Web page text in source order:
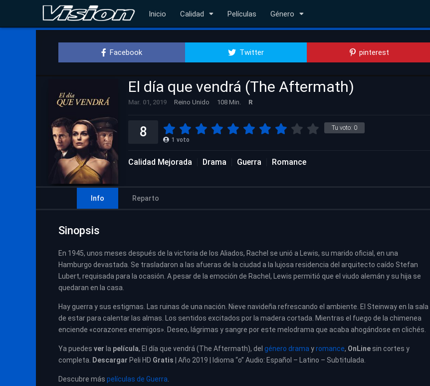
Inicio Calidad Películas Género
Facebook Twitter pinterest
El día que vendrá (The Aftermath)
Mar. 01, 2019 Reino Unido 108 Min. R
Tu voto: 0
8 1 voto
Calidad Mejorada Drama Guerra Romance
Info Reparto
Sinopsis
En 1945, unos meses después de la victoria de los Aliados, Rachel se unió a Lewis, su marido oficial, en una
Hamburgo devastada. Se trasladaron a las afueras de la ciudad a la lujosa residencia del arquitecto caído Stefan
Lubert, requisada para la ocasión. A pesar de la emoción de Rachel, Lewis permitió que el viudo alemán y su hija se
quedaran en la casa.
Hay guerra y sus estigmas. Las ruinas de una nación. Nieve navideña refrescando el ambiente. El Steinway en la sala
de estar para calentar las almas. Los sentidos excitados por la madera cortada. Mientras el fuego de la chimenea
enciende «corazones enemigos». Deseo, lágrimas y sangre por este melodrama que acaba ahogándose en clichés.
Ya puedes ver la película, El día que vendrá (The Aftermath), del género drama yromance, OnLine sin cortes y
completa.
Descargar Peli HD Gratis | Año 2019 | Idioma “o” Audio: Español – Latino – Subtitulada.
Descubre más películas de Guerra